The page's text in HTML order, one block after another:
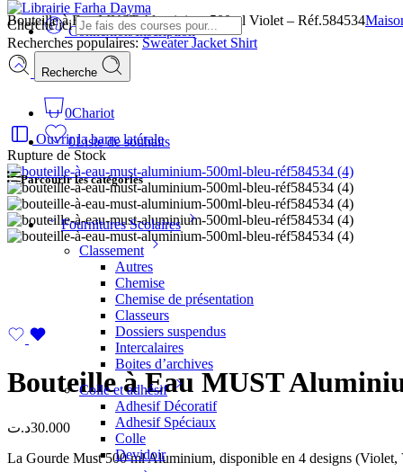
Connexion/Inscription
Cherche ici
Recherches populaires:SweaterJacket Shirt
Recherche
0Chariot
0Liste de souhaits
Parcourir les catégories
Fournitures Scolaires
Classement
Autres
Chemise
Chemise de présentation
Classeurs
Dossiers suspendus
Intercalaires
Boites d’archives
Colle et adhésif
Adhesif Décoratif
Adhesif Spéciaux
Colle
Devidoir
Bouteille à Eau MUST Aluminium 500ml Violet – Réf.584534
Ouvrir la barre latérale
Rupture de Stock
Bouteille à Eau MUST
30.000د.ت
La Gourde Must 500 ml Aluminium, disponible en 4 designs (Violet,